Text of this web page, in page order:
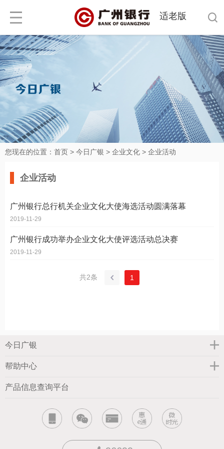
适老版
您现在的位置： 首页 > 今日广银 > 企业文化 > 企业活动
企业活动
广州银行总行机关企业文化大使海选活动圆满落幕
2019-11-29
广州银行成功举办企业文化大使评选活动总决赛
2019-11-29
共2条 1
今日广银
帮助中心
产品信息查询平台